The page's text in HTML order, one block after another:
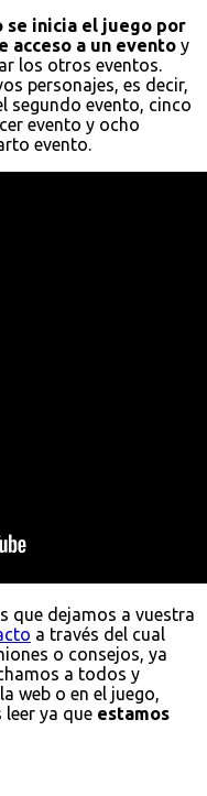
se inicia el juego por
acceso a un evento y
los otros eventos.
personajes, es decir,
segundo evento, cinco
evento y ocho
evento.
que dejamos a vuestra
a través del cual
o consejos, ya
a todos y
web o en el juego,
ya que estamos